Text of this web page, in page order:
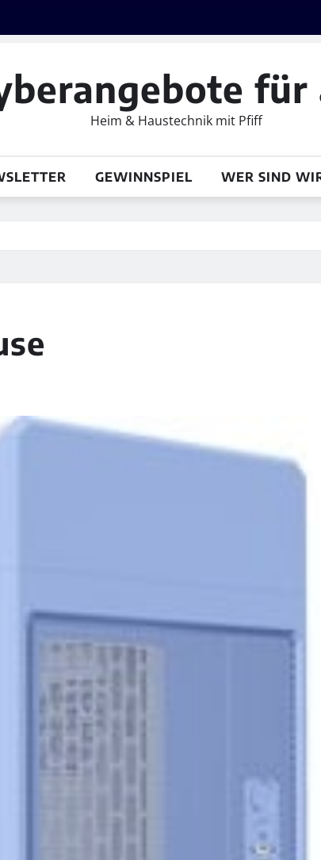
für
Heim & Haustechnik mit Pfiff
GEWINNSPIEL WER SIND